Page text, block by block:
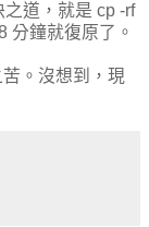
道，就是 cp -rf
分鐘就復原了。
。沒想到，現